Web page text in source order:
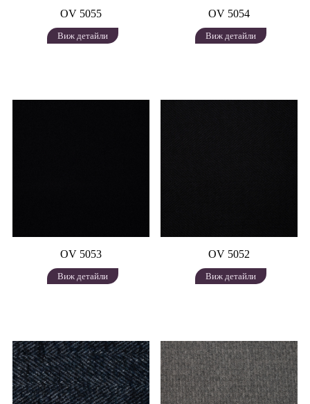
OV 5055
Виж детайли
OV 5054
Виж детайли
OV 5053
Виж детайли
OV 5052
Виж детайли